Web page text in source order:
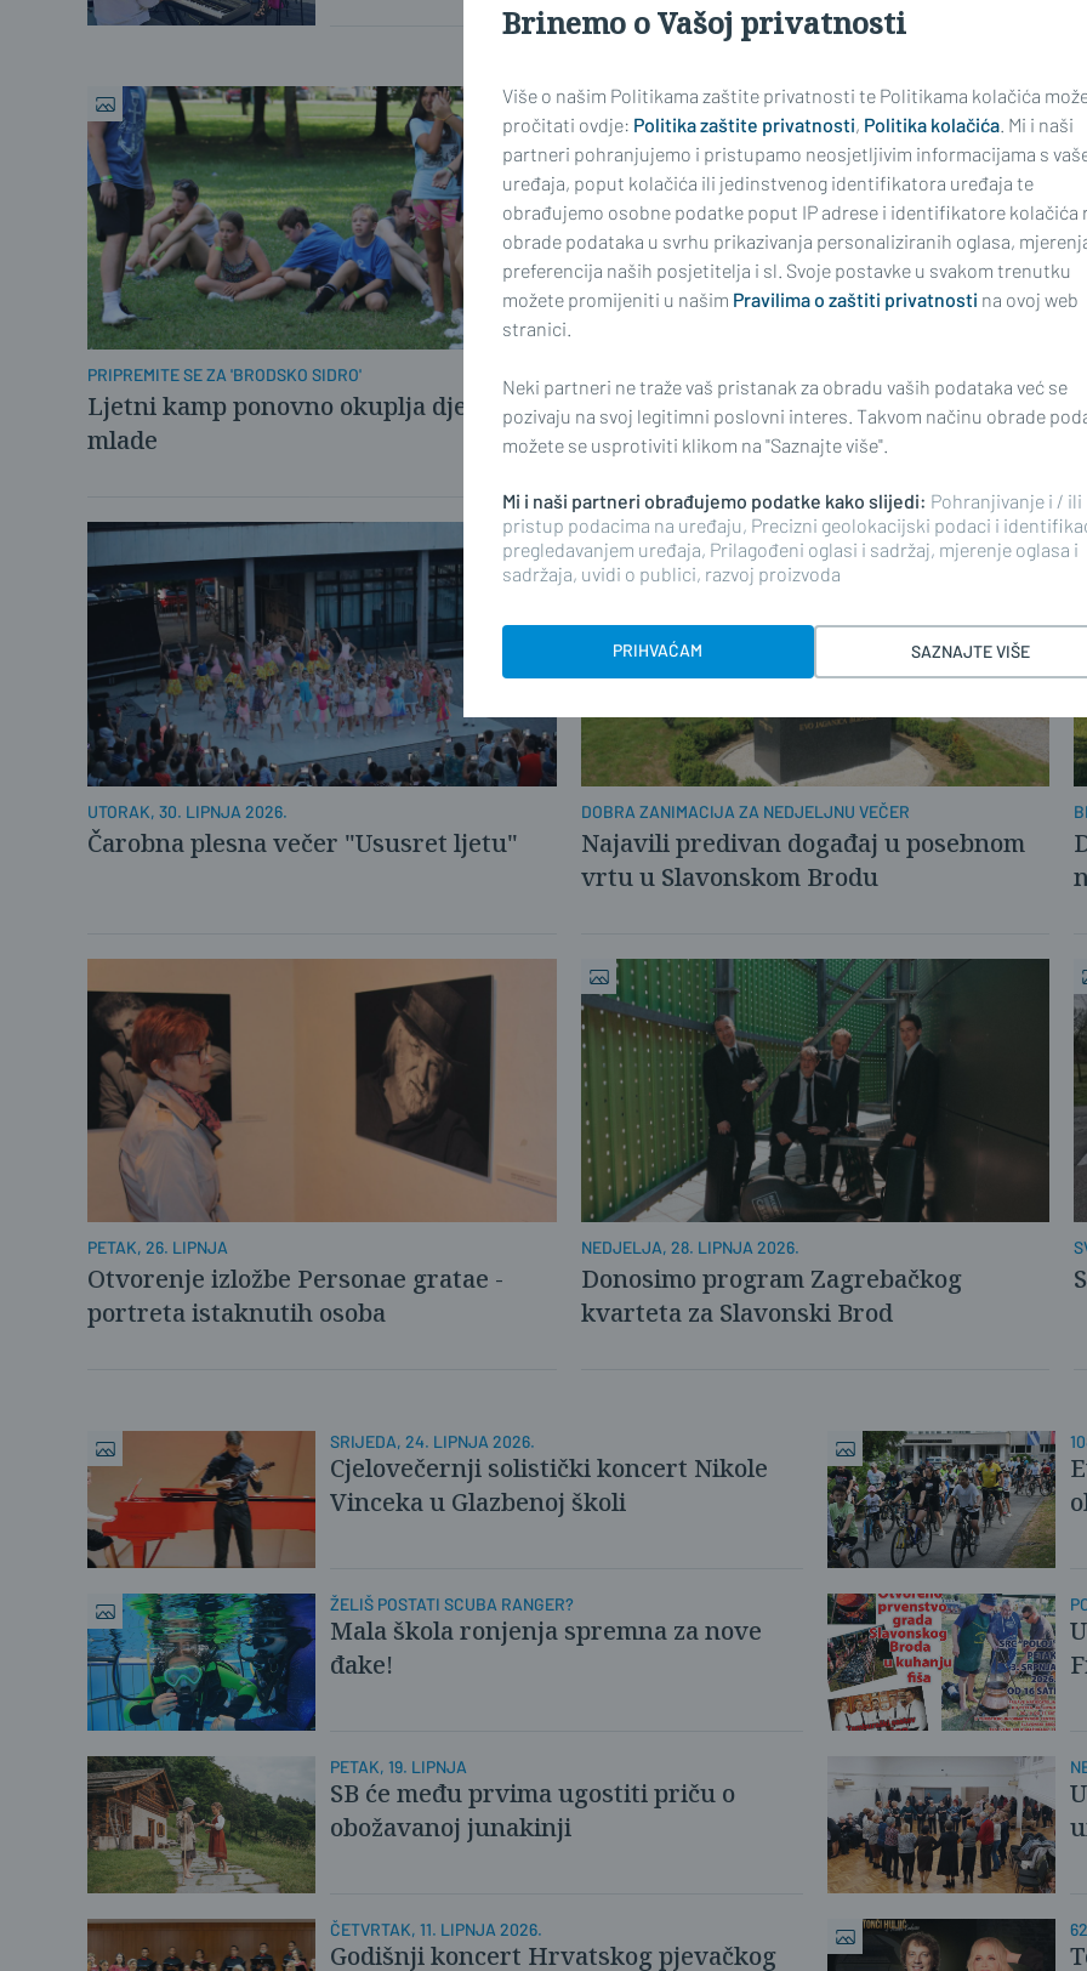
PRIPREMITE SE ZA 'BRODSKO SIDRO'
Ljetni kamp ponovno okuplja djecu i
mlade
Jazz koncert kvarteta Tončija Grabušića
UTORAK, 30. LIPNJA 2026.
Čarobna plesna večer "Ususret ljetu"
DOBRA ZANIMACIJA ZA NEDJELJNU VEČER
Najavili predivan događaj u posebnom
vrtu u Slavonskom Brodu
PETAK, 26. LIPNJA
Otvorenje izložbe Personae gratae -
portreta istaknutih osoba
NEDJELJA, 28. LIPNJA 2026.
Donosimo program Zagrebačkog
kvarteta za Slavonski Brod
SRIJEDA, 24. LIPNJA 2026.
Cjelovečernji solistički koncert Nikole
Vinceka u Glazbenoj školi
ŽELIŠ POSTATI SCUBA RANGER?
Mala škola ronjenja spremna za nove
đake!
PETAK, 19. LIPNJA
SB će među prvima ugostiti priču o
obožavanoj junakinji
ČETVRTAK, 11. LIPNJA 2026.
Godišnji koncert Hrvatskog pjevačkog
Brinemo o Vašoj privatnosti
Više o našim Politikama zaštite privatnosti te Politikama kolačića
pročitati ovdje: Politika zaštite privatnosti, Politika kolačića . Mi i naši
partneri pohranjujemo i pristupamo neosjetljivim informacijama s
uređaja, poput kolačića ili jedinstvenog identifikatora uređaja te
obrađujemo osobne podatke poput IP adrese i identifikatore kolačića
obrade podataka u svrhu prikazivanja personaliziranih oglasa,
preferencija naših posjetitelja i sl. Svoje postavke u svakom trenutku
možete promijeniti u našim Pravilima o zaštiti privatnosti na ovoj web
stranici.
Neki partneri ne traže vaš pristanak za obradu vaših podataka već se
pozivaju na svoj legitimni poslovni interes. Takvom načinu obrade
možete se usprotiviti klikom na "Saznajte više".
Mi i naši partneri obrađujemo podatke kako slijedi: Pohranjivanje i / ili
pristup podacima na uređaju, Precizni geolokacijski podaci i
pregledavanjem uređaja, Prilagođeni oglasi i sadržaj, mjerenje oglasa i
sadržaja, uvidi o publici, razvoj proizvoda
PRIHVAĆAM SAZNAJTE VIŠE